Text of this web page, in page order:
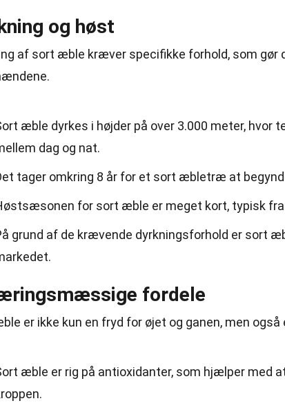
og høst
af sort æble kræver specifikke forhold, som gør
æble dyrkes i højder på over 3.000 meter, hvor
dag og nat.
tager omkring 8 år for et sort æbletræ at
for sort æble er meget kort, typisk
grund af de krævende dyrkningsforhold er sort
fordele
er ikke kun en fryd for øjet og ganen, men
æble er rig på antioxidanter, som hjælper med